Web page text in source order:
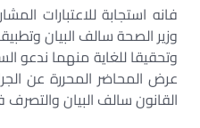
فانه استجابة للاعتبارات
وزير الصحة سالف البيان
وتحقيقا للغاية منهما ندعو
عرض المحاضر المحررة عن
القانون سالف البيان والتصرف